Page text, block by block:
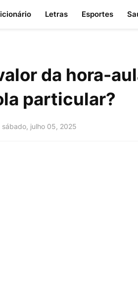
Letras Esportes
da hora-
particular?
sábado, julho 05, 2025